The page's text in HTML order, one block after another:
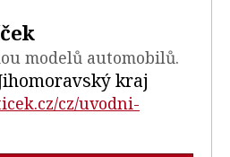
modelů automobilů.
kraj
cz/uvodni-